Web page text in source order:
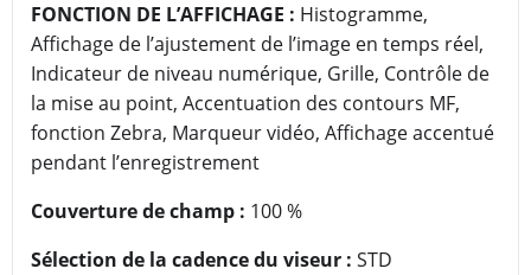
FONCTION DE L’AFFICHAGE : Histogramme,
Affichage de l’ajustement de l’image en temps réel,
Indicateur de niveau numérique, Grille, Contrôle de
la mise au point, Accentuation des contours MF,
fonction Zebra, Marqueur vidéo, Affichage accentué
pendant l’enregistrement
Couverture de champ : 100 %
Sélection de la cadence du viseur : STD